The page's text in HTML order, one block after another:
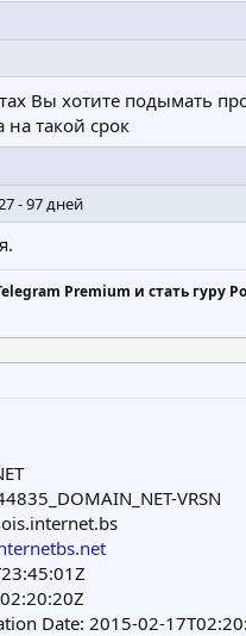
Вы хотите подымать
такой срок
- 97 дней
Premium и стать гуру
VRSN
Date: 2015-02-